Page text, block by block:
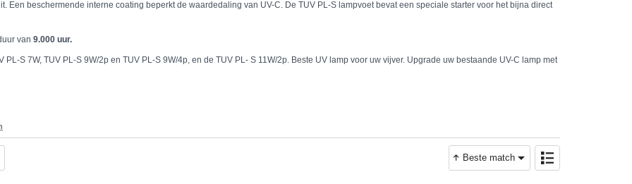
Een beschermende interne coating beperkt de waardedaling van UV-C. De TUV PL-S lampvoet bevat een speciale starter voor het bijna direct
van 9.000 uur.
S 7W, TUV PL-S 9W/2p en TUV PL-S 9W/4p, en de TUV PL- S 11W/2p. Beste UV lamp voor uw vijver. Upgrade uw bestaande UV-C lamp met
Beste match